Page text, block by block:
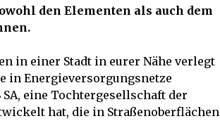
den Elementen als auch dem
in einer Stadt in eurer Nähe verlegt
in Energieversorgungsnetze
eine Tochtergesellschaft der
hat, die in Straßenoberflächen